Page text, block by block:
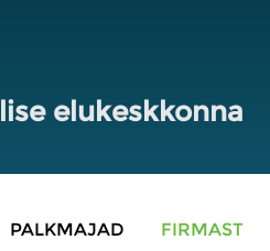
elukeskkonna
PALKMAJAD FIRMAST